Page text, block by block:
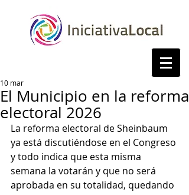
El Municipio en la reforma
electoral 2026
10 mar
La reforma electoral de Sheinbaum
ya está discutiéndose en el Congreso
y todo indica que esta misma
semana la votarán y que no será
aprobada en su totalidad, quedando